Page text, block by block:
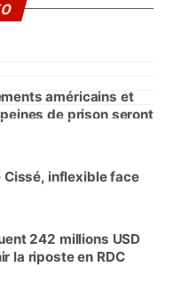
américains et
de prison seront
Cissé, inflexible face
242 millions USD
la riposte en RDC